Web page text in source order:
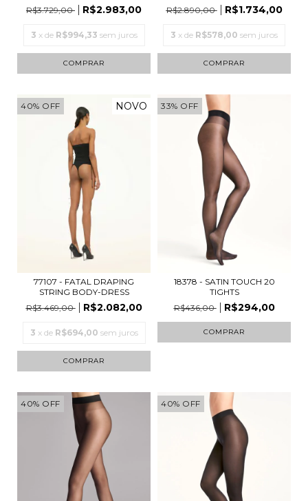
R$3.729,00
R$2.983,00
3 x de R$994,33 sem juros
COMPRAR
R$2.890,00
R$1.734,00
3 x de R$578,00 sem juros
COMPRAR
40% OFF NOVO
77107 - FATAL DRAPING
STRING BODY-DRESS
R$3.469,00
R$2.082,00
3 x de R$694,00 sem juros
COMPRAR
33% OFF
18378 - SATIN TOUCH 20
TIGHTS
R$436,00
R$294,00
COMPRAR
40% OFF 40% OFF